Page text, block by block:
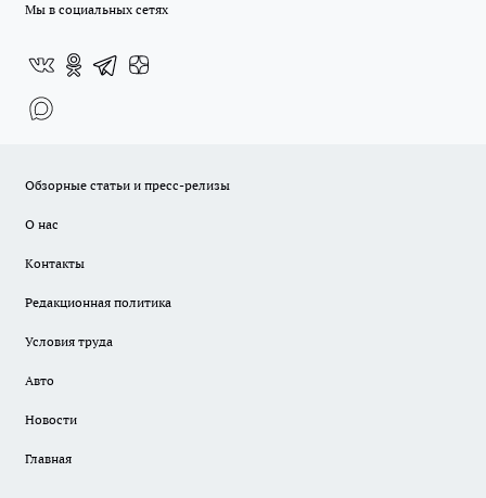
Мы в социальных сетях
Обзорные статьи и пресс-релизы
О нас
Контакты
Редакционная политика
Условия труда
Авто
Новости
Главная